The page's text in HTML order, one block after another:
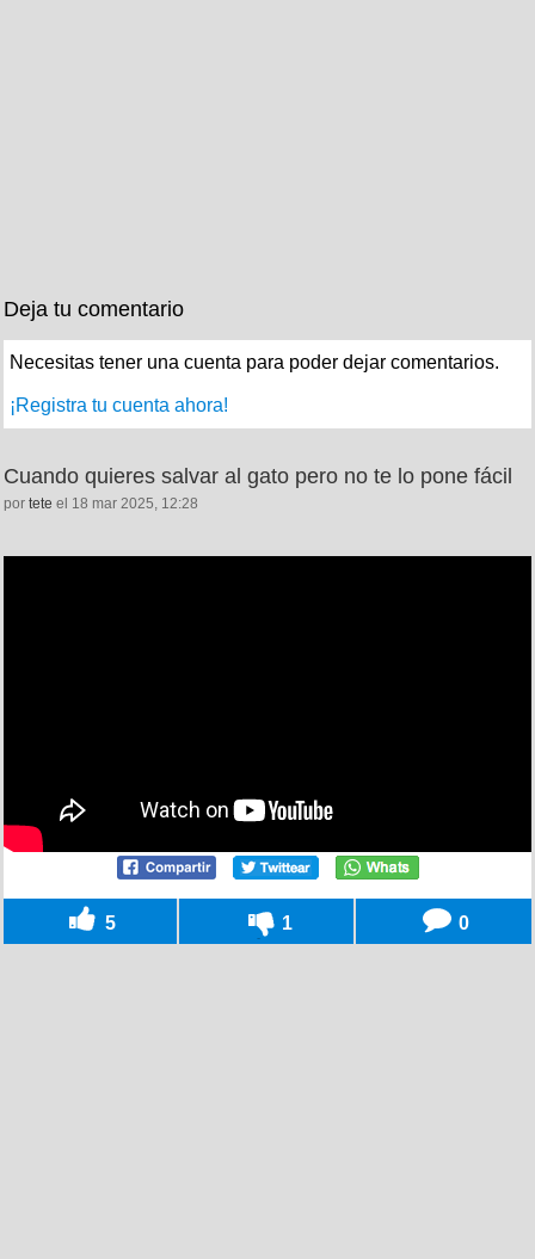
Deja tu comentario
Necesitas tener una cuenta para poder dejar comentarios.
¡Registra tu cuenta ahora!
Cuando quieres salvar al gato pero no te lo pone fácil
por tete el 18 mar 2025, 12:28
5 1 0